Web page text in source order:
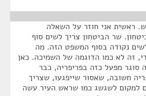
ראשית אני חוזר על השאלה
שר הביטחון צריך לשים סוף
נקודה בסוף המשפט הזה. מה
זה לא כמו הדוגמה של השמיכה. כאן
סוגר מפעל כזה בפריפריה, כבר
חשובה, שאסור שייפגעו, שצריך
למקום לשגשג כמו שראש העיר עשה